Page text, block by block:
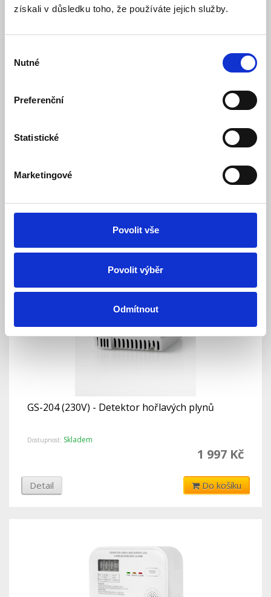
získali v důsledku toho, že používáte jejich služby.
souhlasu
Nutné
Preferenční
Statistické
Marketingové
Povolit vše
Povolit výběr
Odmítnout
před vytopením vodou - DN20
10 489 Kč
GS-204 (230V) - Detektor hořlavých plynů
Dostupnost: Skladem
1 997 Kč
Detail Do košíku